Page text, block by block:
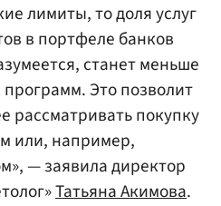
лимиты, то доля услуг
в портфеле банков
станет меньше
Это позволит
рассматривать покупку
или, например,
— заявила директор
Татьяна Акимова.